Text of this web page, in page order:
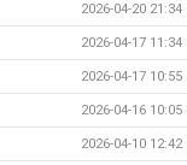
2026-04-20 21:34
2026-04-17 11:34
2026-04-17 10:55
2026-04-16 10:05
2026-04-10 12:42